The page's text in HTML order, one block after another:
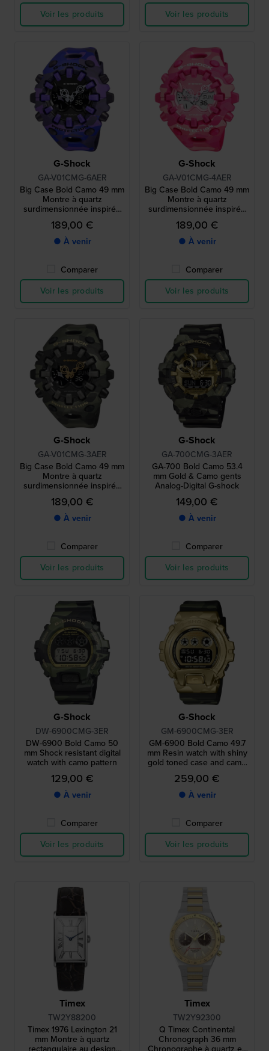
Voir les produits
Voir les produits
G-Shock
GA-V01CMG-6AER
Big Case Bold Camo 49 mm
Montre à quartz
surdimensionnée inspirée
des années 90, avec
aiguilles magnétiques à
déclenchement par choc.
189,00 €
● À venir
Comparer
Voir les produits
G-Shock
GA-V01CMG-4AER
Big Case Bold Camo 49 mm
Montre à quartz
surdimensionnée inspirée
des années 90, avec
aiguilles magnétiques à
déclenchement par choc.
189,00 €
● À venir
Comparer
Voir les produits
G-Shock
GA-V01CMG-3AER
Big Case Bold Camo 49 mm
Montre à quartz
surdimensionnée inspirée
des années 90, avec
aiguilles magnétiques à
déclenchement par choc.
189,00 €
● À venir
Comparer
Voir les produits
G-Shock
GA-700CMG-3AER
GA-700 Bold Camo 53.4
mm Gold & Camo gents
Analog-Digital G-shock
149,00 €
● À venir
Comparer
Voir les produits
G-Shock
DW-6900CMG-3ER
DW-6900 Bold Camo 50
mm Shock resistant digital
watch with camo pattern
129,00 €
● À venir
Comparer
Voir les produits
G-Shock
GM-6900CMG-3ER
GM-6900 Bold Camo 49.7
mm Resin watch with shiny
gold toned case and camo
print strap
259,00 €
● À venir
Comparer
Voir les produits
Timex
TW2Y88200
Timex 1976 Lexington 21
mm Montre à quartz
Timex
TW2Y92300
Q Timex Continental
Chronograph 36 mm